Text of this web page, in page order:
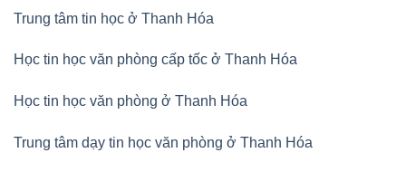
Trung tâm tin học ở Thanh Hóa
Học tin học văn phòng cấp tốc ở Thanh Hóa
Học tin học văn phòng ở Thanh Hóa
Trung tâm dạy tin học văn phòng ở Thanh Hóa